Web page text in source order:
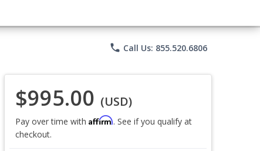
phone Call Us: 855.520.6806
$995.00 (USD)
Pay over time with Affirm. See if you qualify at
checkout.